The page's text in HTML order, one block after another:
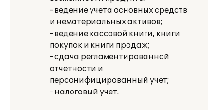
- ведение учета основных средств
и нематериальных активов;
- ведение кассовой книги, книги
покупок и книги продаж;
- сдача регламентированной
отчетности и
персонифицированный учет;
- налоговый учет.